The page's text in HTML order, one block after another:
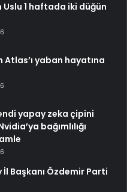
Uslu 1 haftada iki düğün
Atlas’ı yaban hayatına
yapay zeka çipini
bağımlılığı
İl Başkanı Özdemir Parti